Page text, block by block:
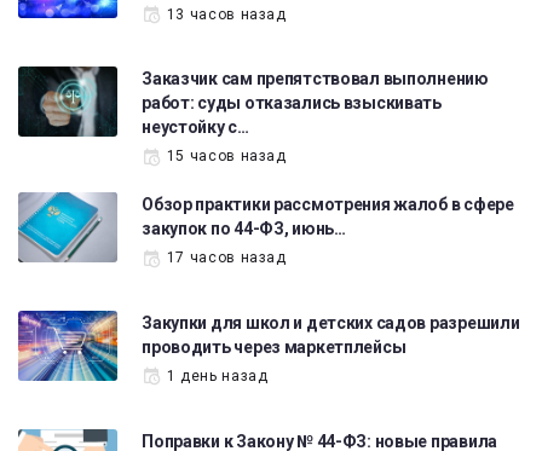
13 часов назад
Заказчик сам препятствовал выполнению
работ: суды отказались взыскивать
неустойку с…
15 часов назад
Обзор практики рассмотрения жалоб в сфере
закупок по 44-ФЗ, июнь…
17 часов назад
Закупки для школ и детских садов разрешили
проводить через маркетплейсы
1 день назад
Поправки к Закону № 44-ФЗ: новые правила